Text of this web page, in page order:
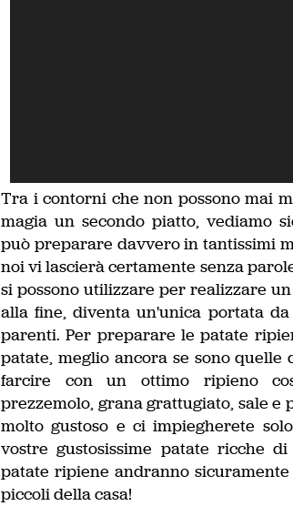
Tra i contorni che non possono mai
magia un secondo piatto, vediamo
può preparare davvero in tantissimi
noi vi lascierà certamente senza
si possono utilizzare per realizzare
alla fine, diventa un'unica portata
parenti. Per preparare le patate
patate, meglio ancora se sono
farcire con un ottimo ripieno
prezzemolo, grana grattugiato, sale
molto gustoso e ci impiegherete
vostre gustosissime patate ricche
patate ripiene andranno
piccoli della casa!